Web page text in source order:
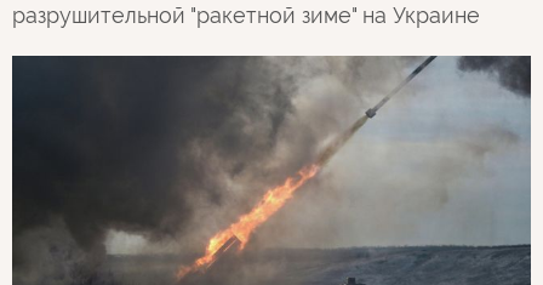
разрушительной "ракетной зиме" на Украине